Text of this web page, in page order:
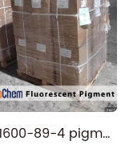
CAS 261600-89-4 pigment fluorescent